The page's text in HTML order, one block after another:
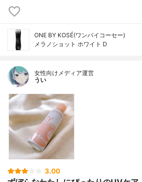
ONE BY KOSÉ(ワンバイコーセー)
メラノショット ホワイト D
女性向けメディア運営
うい
3.00